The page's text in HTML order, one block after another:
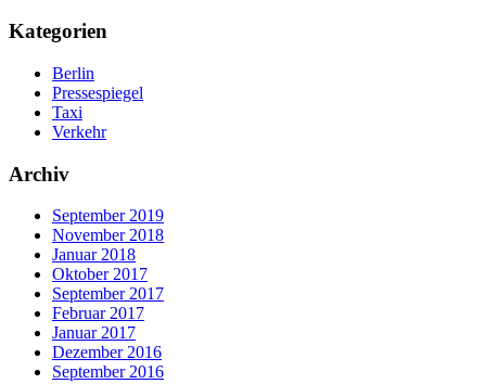
Kategorien
Berlin
Pressespiegel
Taxi
Verkehr
Archiv
September 2019
November 2018
Januar 2018
Oktober 2017
September 2017
Februar 2017
Januar 2017
Dezember 2016
September 2016